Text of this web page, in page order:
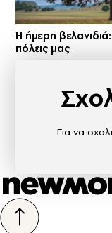
Η ήμερη
πόλεις μας
Για να